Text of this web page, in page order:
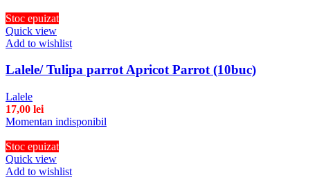
Stoc epuizat
Quick view
Add to wishlist
Lalele/ Tulipa parrot Apricot Parrot (10buc)
Lalele
17,00 lei
Momentan indisponibil
Stoc epuizat
Quick view
Add to wishlist